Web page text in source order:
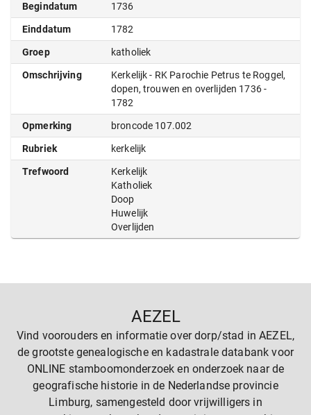
Begindatum 1736
Einddatum 1782
Groep katholiek
Omschrijving
Kerkelijk - RK Parochie Petrus te Roggel,
dopen, trouwen en overlijden 1736 -
1782
Opmerking broncode 107.002
Rubriek kerkelijk
Trefwoord
Kerkelijk
Katholiek
Doop
Huwelijk
Overlijden
AEZEL
Vind voorouders en informatie over dorp/stad in AEZEL,
de grootste genealogische en kadastrale databank voor
ONLINE stamboomonderzoek en onderzoek naar de
geografische historie in de Nederlandse provincie
Limburg, samengesteld door vrijwilligers in